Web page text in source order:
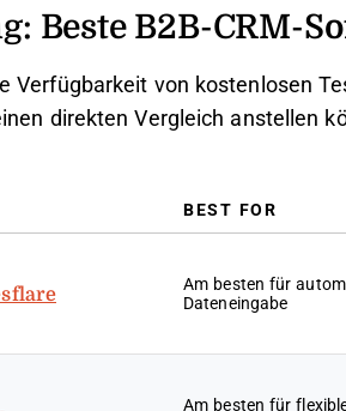
Beste B2B-CRM-
Verfügbarkeit von kostenlosen
direkten Vergleich anstellen
BEST FOR
Am besten für
Dateneingabe
Am besten für